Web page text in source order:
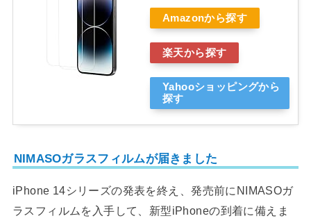
Amazonから探す
楽天から探す
Yahooショッピングから
探す
NIMASOガラスフィルムが届きました
iPhone 14シリーズの発表を終え、発売前にNIMASOガ
ラスフィルムを入手して、新型iPhoneの到着に備えま